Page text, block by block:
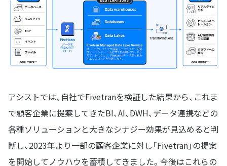
アシストでは、自社でFivetranを検証した結果から、これま
で顧客企業に提案してきたBI、AI、DWH、データ連携などの
各種ソリューションと大きなシナジー効果が見込めると判
断し、2023年より一部の顧客企業に対し「Fivetran」の提案
を開始してノウハウを蓄積してきました。今後はこれらの